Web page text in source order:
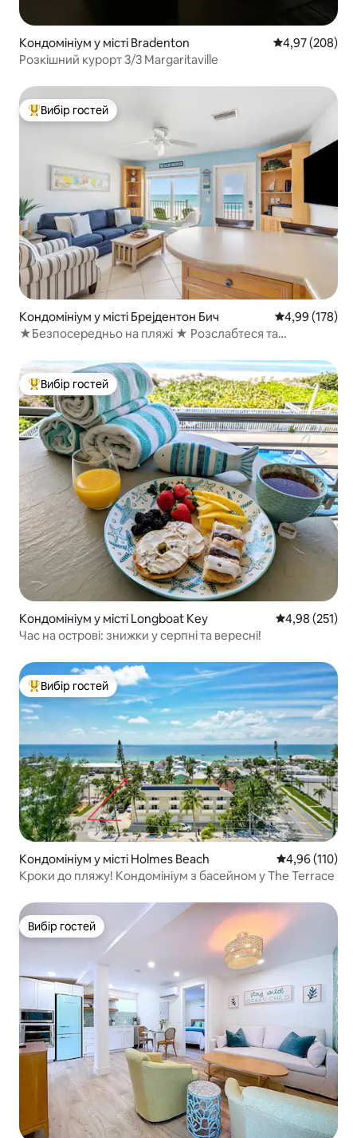
Кондомініум у місті Bradenton Середня
4,97 (208)
Розкішний курорт 3/3 Margaritaville
Топ вибір гостей
Вибір гостей
Кондомініум у місті Брејдентон Бич Середня
4,99 (178)
★Безпосередньо на пляжі ★ Розслабтеся та
Топ вибір гостей
Вибір гостей
Кондомініум у місті Longboat Key Середня
4,98 (251)
Час на острові: знижки у серпні та вересні!
Топ вибір гостей
Вибір гостей
Кондомініум у місті Holmes Beach Середня
4,96 (110)
Кроки до пляжу! Кондомініум з басейном у The Terrace
Вибір гостей
Вибір гостей